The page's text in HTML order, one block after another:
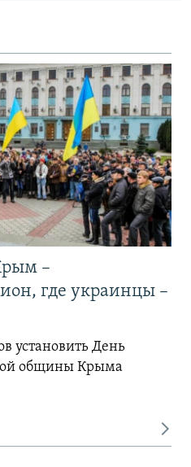
–
где украинцы –
установить День
общины Крыма